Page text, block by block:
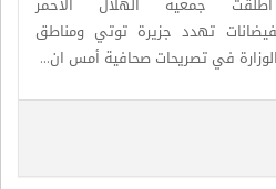
اطلقت جمعية الهلال الاحمر
تهدد جزيرة توتي ومناطق
في تصريحات صحافية أمس ان...